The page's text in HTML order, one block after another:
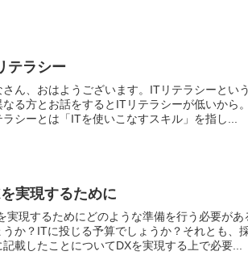
テラシー
さん、おはようございます。ITリテラシーとい
なる方とお話をするとITリテラシーが低いから
ラシーとは「ITを使いこなすスキル」を指し...
実現するために
実現するためにどのような準備を行う必要が
うか？ITに投じる予算でしょうか？それとも、
記載したことについてDXを実現する上で必要...